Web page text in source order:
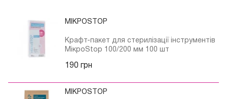
МІКРОSTOP
Крафт-пакет для стерилізації інструментів
МікроStop 100/200 мм 100 шт
190 грн
МІКРОSTOP